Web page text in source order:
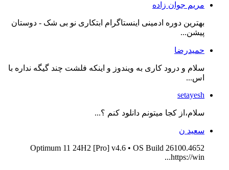
مریم جوان زاده
بهترین دوره ادمینی اینستاگرام ابتکاری نو بی شک - دوستان
پیشن...
حمیدرضا
سلام و درود کاری به ویندوز و اینکه فلشت چند گیگه نداره با
اس...
setayesh
سلام،از کجا میتونم دانلود کنم ؟...
سعید ن
Optimum 11 24H2 [Pro] v4.6 • OS Build 26100.4652
https://win...